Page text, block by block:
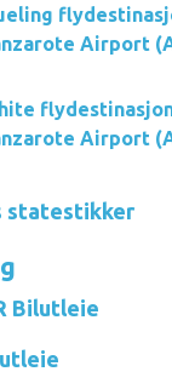
Airport
Airport
statestikker
Bilutleie